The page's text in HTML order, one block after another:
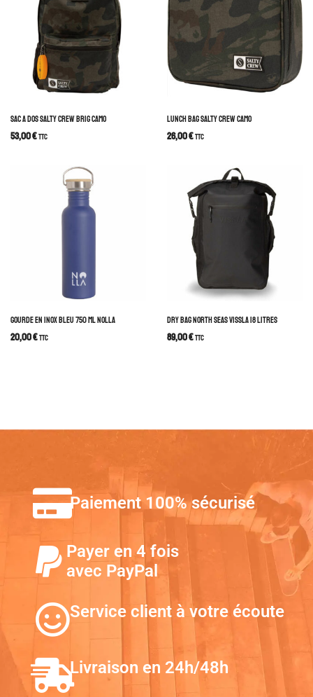
SAC A DOS SALTY CREW BRIG CAMO
53,00€TTC
LUNCH BAG SALTY CREW CAMO
26,00€TTC
GOURDE EN INOX BLEU 750 ML NOLLA
20,00€TTC
DRY BAG NORTH SEAS VISSLA 18 LITRES
89,00€TTC
Paiement 100% sécurisé
Payer en 4 fois
avec PayPal
Service client à votre écoute
Livraison en 24h/48h